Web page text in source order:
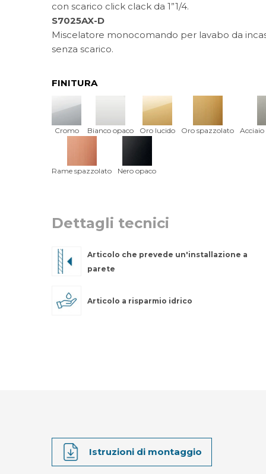
con scarico click clack da 1”1/4.
S7025AX-D
Miscelatore monocomando per lavabo da
senza scarico.
FINITURA
Cromo Bianco opaco Oro lucido Oro spazzolato
Rame spazzolato Nero opaco
Dettagli tecnici
Articolo che prevede un'installazione a
parete
Articolo a risparmio idrico
Istruzioni di montaggio